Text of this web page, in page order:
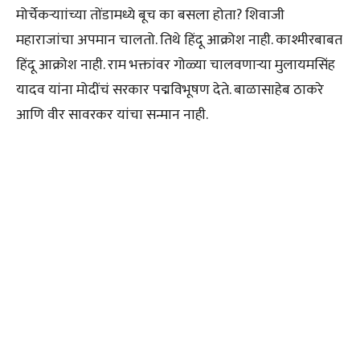
मोर्चेकऱ्याांच्या तोंडामध्ये बूच का बसला होता? शिवाजी
महाराजांचा अपमान चालतो. तिथे हिंदू आक्रोश नाही. काश्मीरबाबत
हिंदू आक्रोश नाही. राम भक्तांवर गोळ्या चालवणाऱ्या मुलायमसिंह
यादव यांना मोदींचं सरकार पद्मविभूषण देते. बाळासाहेब ठाकरे
आणि वीर सावरकर यांचा सन्मान नाही.